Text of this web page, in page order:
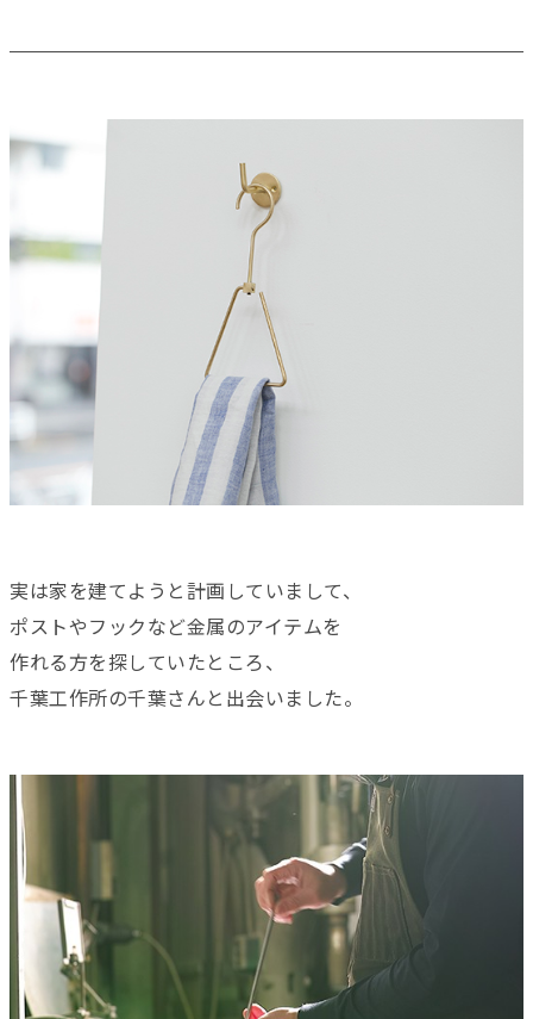
実は家を建てようと計画していまして、
ポストやフックなど金属のアイテムを
作れる方を探していたところ、
千葉工作所の千葉さんと出会いました。